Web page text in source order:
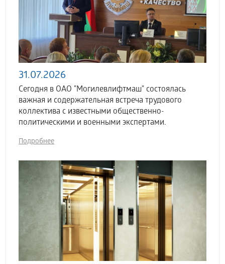
31.07.2026
Сегодня в ОАО "Могилевлифтмаш" состоялась
важная и содержательная встреча трудового
коллектива с известными общественно-
политическими и военными экспертами.
Подробнее